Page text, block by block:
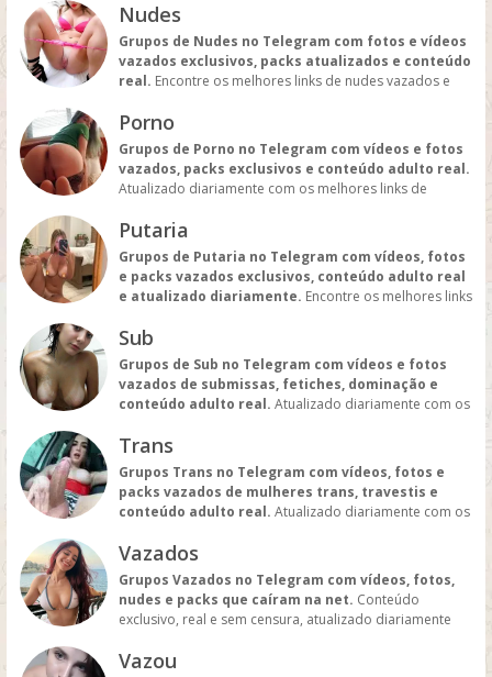
quem curte o universo teen.
Nudes
Grupos de Nudes no Telegram com fotos e vídeos
vazados exclusivos, packs atualizados e conteúdo
real. Encontre os melhores links de nudes vazados e
Porno
Grupos de Porno no Telegram com vídeos e fotos
vazados, packs exclusivos e conteúdo adulto real.
Atualizado diariamente com os melhores links de
mais quente.
Putaria
Grupos de Putaria no Telegram com vídeos, fotos
e packs vazados exclusivos, conteúdo adulto real
e atualizado diariamente. Encontre os melhores links
quente no Telegram.
Sub
Grupos de Sub no Telegram com vídeos e fotos
vazados de submissas, fetiches, dominação e
conteúdo adulto real. Atualizado diariamente com os
submissão.
Trans
Grupos Trans no Telegram com vídeos, fotos e
packs vazados de mulheres trans, travestis e
conteúdo adulto real. Atualizado diariamente com os
Telegram.
Vazados
Grupos Vazados no Telegram com vídeos, fotos,
nudes e packs que caíram na net. Conteúdo
exclusivo, real e sem censura, atualizado diariamente
Vazou